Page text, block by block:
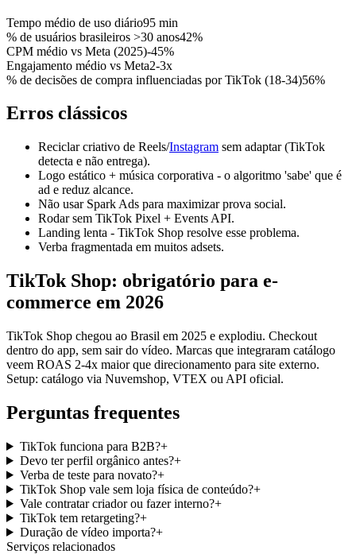
Tempo médio de uso diário95 min
% de usuários brasileiros >30 anos42%
CPM médio vs Meta (2025)-45%
Engajamento médio vs Meta2-3x
% de decisões de compra influenciadas por TikTok (18-34)56%
Erros clássicos
Reciclar criativo de Reels/Instagram sem adaptar (TikTok
detecta e não entrega).
Logo estático + música corporativa - o algoritmo 'sabe' que é
ad e reduz alcance.
Não usar Spark Ads para maximizar prova social.
Rodar sem TikTok Pixel + Events API.
Landing lenta - TikTok Shop resolve esse problema.
Verba fragmentada em muitos adsets.
TikTok Shop: obrigatório para e-
commerce em 2026
TikTok Shop chegou ao Brasil em 2025 e explodiu. Checkout
dentro do app, sem sair do vídeo. Marcas que integraram catálogo
veem ROAS 2-4x maior que direcionamento para site externo.
Setup: catálogo via Nuvemshop, VTEX ou API oficial.
Perguntas frequentes
TikTok funciona para B2B?+
Devo ter perfil orgânico antes?+
Verba de teste para novato?+
TikTok Shop vale sem loja física de conteúdo?+
Vale contratar criador ou fazer interno?+
TikTok tem retargeting?+
Duração de vídeo importa?+
Serviços relacionados